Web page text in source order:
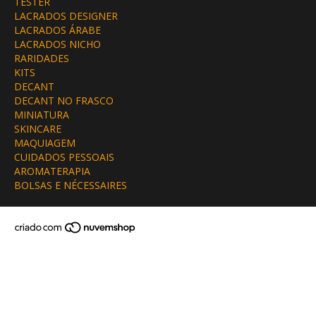
LACRADOS DESIGNER
LACRADOS ÁRABE
LACRADOS NICHO
RARIDADES
KITS
DECANT
DECANT NO FRASCO
MINIATURA
SKINCARE
MAQUIAGEM
CUIDADOS PESSOAIS
AROMATERAPIA
BOLSAS E NÉCESSAIRES